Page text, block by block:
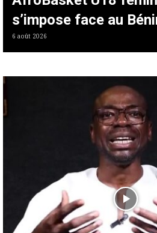
s’impose face au
6 août 2026